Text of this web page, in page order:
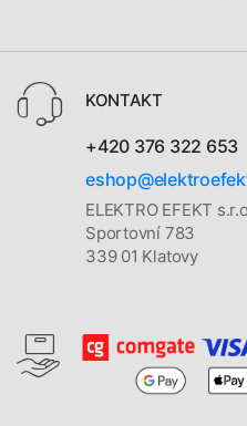
KONTAKT
+420 376 322 653
ELEKTRO EFEKT
Sportovní 783
339 01 Klatovy